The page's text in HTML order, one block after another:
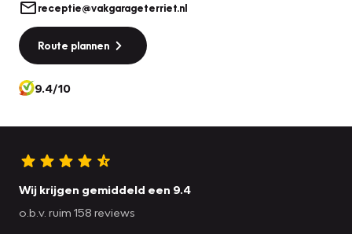
receptie@vakgarageterriet.nl
Route plannen
9.4/10
Wij krijgen gemiddeld een 9.4
o.b.v. ruim 158 reviews